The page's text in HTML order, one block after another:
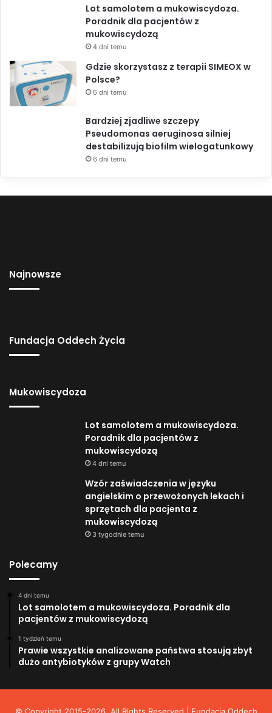
Lot samolotem a mukowiscydoza.
Poradnik dla pacjentów z
mukowiscydozą
4 dni temu
Gdzie skorzystasz z terapii SIMEOX w
Polsce?
6 dni temu
Bardziej zjadliwe szczepy
Pseudomonas aeruginosa silniej
destabilizują biofilm wielogatunkowy
6 dni temu
Najnowsze
Fundacja Oddech Życia
Mukowiscydoza
Lot samolotem a mukowiscydoza.
Poradnik dla pacjentów z
mukowiscydozą
4 dni temu
Wzór zaświadczenia w języku
angielskim o przewożonych lekach i
sprzętach dla pacjenta z
mukowiscydozą
3 tygodnie temu
Polecamy
4 dni temu
Lot samolotem a mukowiscydoza. Poradnik dla
pacjentów z mukowiscydozą
1 tydzień temu
Prawie wszystkie analizowane państwa stosują zbyt
dużo antybiotyków z grupy Watch